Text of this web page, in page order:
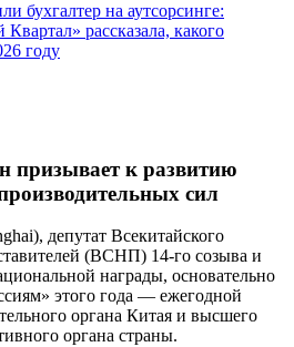
бухгалтер на аутсорсинге:
рассказала, какого
году
призывает к развитию
сил
депутат Всекитайского
(ВСНП) 14-го созыва и
награды, основательно
этого года — ежегодной
органа Китая и высшего
органа страны.